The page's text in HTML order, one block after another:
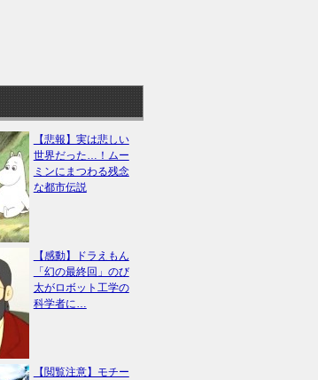
【悲報】実は悲しい
世界だった…！ムー
ミンにまつわる残念
な都市伝説
【感動】ドラえもん
「幻の最終回」のび
太がロボット工学の
科学者に…
【閲覧注意】モチー